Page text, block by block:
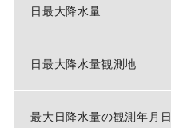
日最大降水量
日最大降水量観測地
最大日降水量の観測年月日